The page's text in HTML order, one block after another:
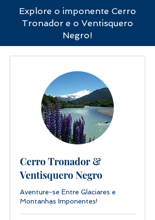
Explore o imponente Cerro
Tronador e o Ventisquero
Negro!
Cerro Tronador &
Ventisquero Negro
Aventure-se Entre Glaciares e
Montanhas Imponentes!